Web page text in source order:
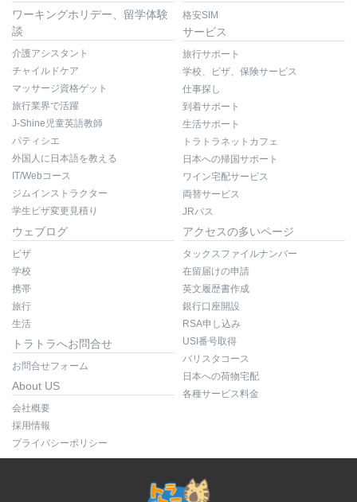
ワーキングホリデー、留学体験
談
介護アシスタント
チャイルドケア
マッサージ資格ゲット
旅行業界で活躍
J-Shine児童英語教師
パティシエ
外国人に日本語を教える
IT/Webコース
ジムインストラクター
学生ビザ変更見積り
格安SIM
サービス
旅行サポート
学校、ビザ、保険サービス
仕事探し
到着サポート
生活サポート
トラトラネットカフェ
日本への帰国サポート
ワイン宅配サービス
両替サービス
JRパス
ウェブログ
ビザ
学校
携帯
旅行
生活
トラトラへお問合せ
お問合せフォーム
About US
会社概要
採用情報
プライバシーポリシー
アクセスの多いページ
タックスファイルナンバー
在留届けの申請
英文履歴書作成
銀行口座開設
RSA申し込み
USI番号取得
バリスタコース
日本への荷物宅配
各種サービス料金